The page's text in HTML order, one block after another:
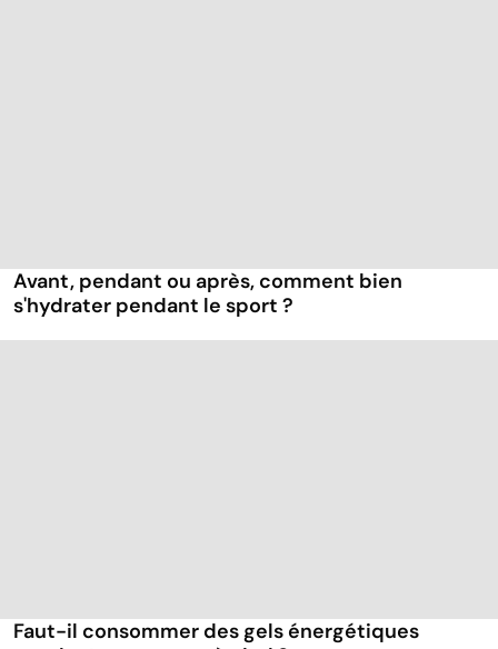
Avant, pendant ou après, comment bien
s'hydrater pendant le sport ?
Faut-il consommer des gels énergétiques